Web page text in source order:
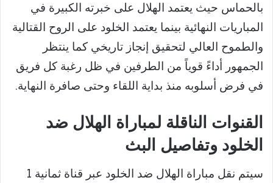
بالحماس حيث يعتمد الهلال على خبرته الكبيرة في
المباريات النهائية بينما يعتمد الخلود على الروح القتالية
والطموح العالي لتحقيق إنجاز تاريخي كما ينتظر
الجمهور أداءً قوياً من الطرفين في ظل رغبة كل فريق
في فرض أسلوبه منذ بداية اللقاء وحتى صافرة النهاية.
القنوات الناقلة لمباراة الهلال ضد
الخلود وتفاصيل البث
سيتم نقل مباراة الهلال ضد الخلود عبر قناة ثمانية 1